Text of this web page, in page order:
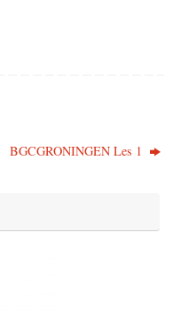
BGCGRONINGEN Les 1